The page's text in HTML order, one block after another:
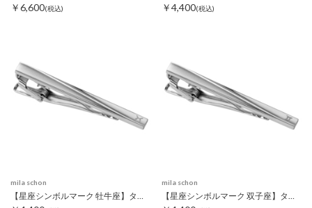
￥6,600(税込) ￥4,400(税込)
mila schon
【星座シンボルマーク 牡牛座】タイピン
mila schon
【星座シンボルマーク 双子座】タイピン